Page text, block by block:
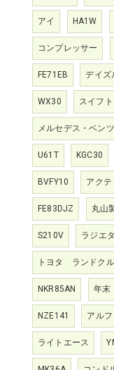
アイ HA1W
コンプレッサー
FE71EB デイズ
WX30 スイフト
メルセデス・ベンツ
U61T KGC30
BVFY10 アクテ
FE83DJZ 丸山
S210V ラジエ
トヨタ ランドク
NKR85AN 年末
NZE141 アル
ライトエース